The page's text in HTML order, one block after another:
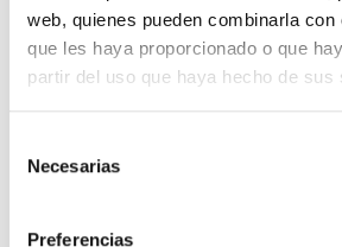
web, quienes pueden combinarla con
que les haya proporcionado o que
partir del uso que haya hecho de sus
Necesarias
Preferencias
Lavabos de un seno con dos
grifos
Lavabo doble
Lavabos dobles baratos
ovalados